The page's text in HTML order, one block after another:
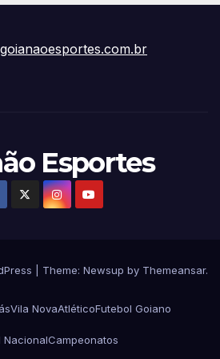
Esportes
Theme: Newsup by Themeansar.
Vila NovaAtléticoFutebol Goiano
NacionalCampeonatos